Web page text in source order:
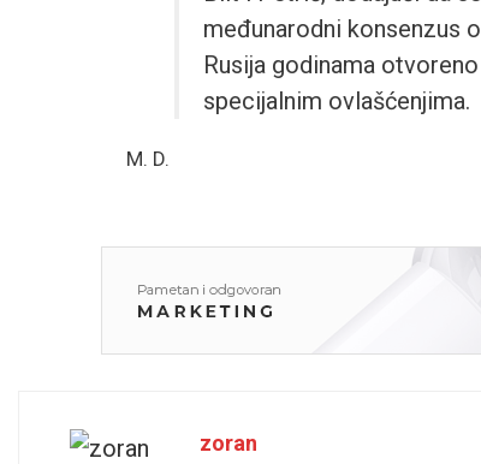
međunarodni konsenzus
Rusija godinama
specijalnim ovlašćenjima.
M. D.
zoran